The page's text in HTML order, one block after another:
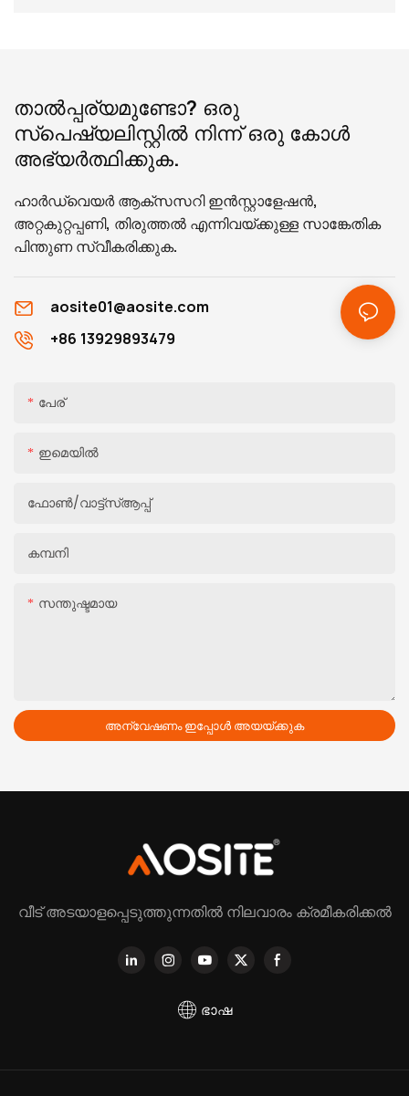
അനുബന്ധ ഇൻസ്റ്റാളേഷൻ
അളവുകളും നിങ്ങൾക്ക്
കണ്ടെത്താനാകും, അത്
നിങ്ങളെ സഹായിക്കും.
താൽപ്പര്യമുണ്ടോ? ഒരു
സ്പെഷ്യലിസ്റ്റിൽ നിന്ന് ഒരു കോൾ
അഭ്യർത്ഥിക്കുക.
ഹാർഡ്‌വെയർ ആക്‌സസറി ഇൻസ്റ്റാളേഷൻ,
അറ്റകുറ്റപ്പണി, തിരുത്തൽ എന്നിവയ്ക്കുള്ള സാങ്കേതിക
പിന്തുണ സ്വീകരിക്കുക.
aosite01@aosite.com
+86 13929893479
പേര്
ഇമെയിൽ
ഫോൺ/വാട്ട്‌സ്ആപ്പ്
കമ്പനി
സന്തുഷ്ടമായ
അന്വേഷണം ഇപ്പോൾ അയയ്ക്കുക
വീട് അടയാളപ്പെടുത്തുന്നതിൽ നിലവാരം ക്രമീകരിക്കൽ
ഭാഷ